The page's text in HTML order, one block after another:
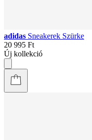
adidas Sneakerek Szürke
20 995 Ft
Új kollekció